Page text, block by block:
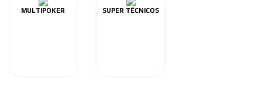
MULTIPOKER SUPER TÉCNICOS